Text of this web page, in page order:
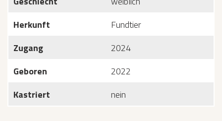
Herkunft
Fundtier
Zugang
2024
Geboren
2022
Kastriert
nein